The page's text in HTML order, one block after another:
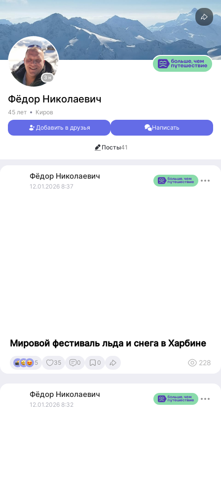
3 н
Фёдор Николаевич
45 лет Киров
Добавить в друзья Написать
Посты41
Фёдор Николаевич
12.01.2026 8:37
Мировой фестиваль льда и снега в Харбине
5 35 0 0 228
Фёдор Николаевич
12.01.2026 8:32